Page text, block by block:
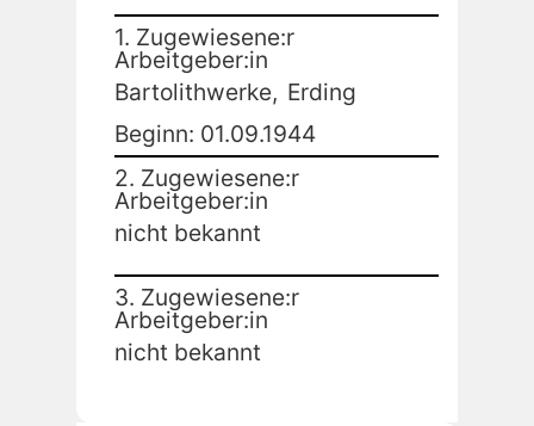
1. Zugewiesene:r
Arbeitgeber:in
Bartolithwerke, Erding
Beginn: 01.09.1944
2. Zugewiesene:r
Arbeitgeber:in
nicht bekannt
3. Zugewiesene:r
Arbeitgeber:in
nicht bekannt